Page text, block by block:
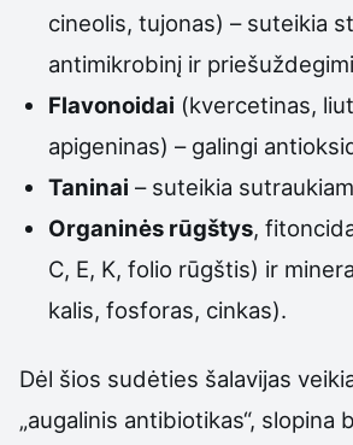
cineolis, tujonas) – suteikia
antimikrobinį ir
Flavonoidai (kvercetinas,
apigeninas) – galingi
Taninai – suteikia
Organinės rūgštys,
C, E, K, folio rūgštis) ir
kalis, fosforas, cinkas).
Dėl šios sudėties šalavijas
„augalinis antibiotikas“, slopina